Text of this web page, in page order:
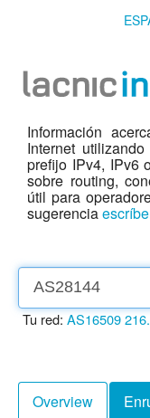
Información
Internet
prefijo IPv4, IPv6
sobre routing,
útil para
sugerencia
Tu red: AS16509
Overview